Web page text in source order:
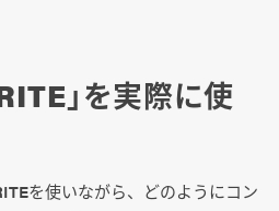
」を実際に使
を使いながら、どのようにコン